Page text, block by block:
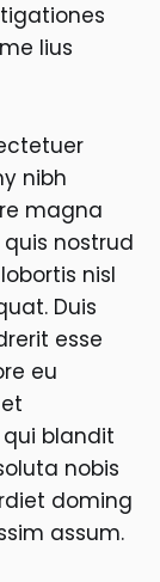
lius
nibh
magna
nostrud
nisl
Duis
esse
eu
blandit
nobis
doming
assum.